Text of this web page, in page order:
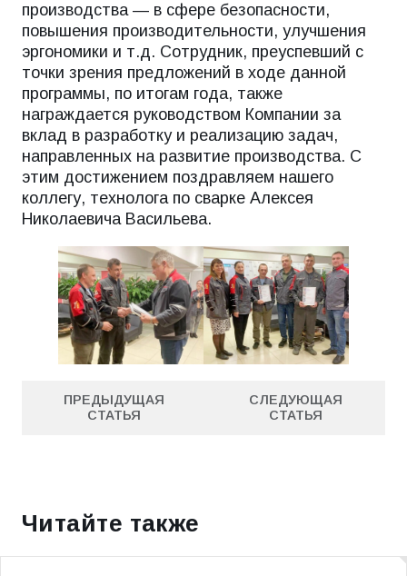
производства — в сфере безопасности,
повышения производительности, улучшения
эргономики и т.д. Сотрудник, преуспевший с
точки зрения предложений в ходе данной
программы, по итогам года, также
награждается руководством Компании за
вклад в разработку и реализацию задач,
направленных на развитие производства. С
этим достижением поздравляем нашего
коллегу, технолога по сварке Алексея
Николаевича Васильева.
ПРЕДЫДУЩАЯ
СТАТЬЯ
СЛЕДУЮЩАЯ
СТАТЬЯ
Читайте также